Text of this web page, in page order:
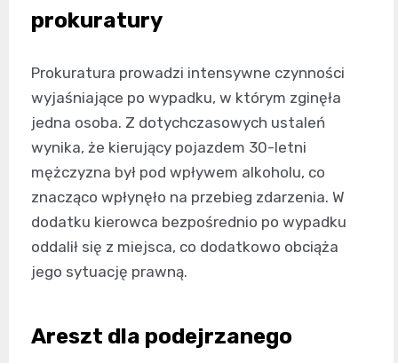
prokuratury
Prokuratura prowadzi intensywne czynności
wyjaśniające po wypadku, w którym zginęła
jedna osoba. Z dotychczasowych ustaleń
wynika, że kierujący pojazdem 30-letni
mężczyzna był pod wpływem alkoholu, co
znacząco wpłynęło na przebieg zdarzenia. W
dodatku kierowca bezpośrednio po wypadku
oddalił się z miejsca, co dodatkowo obciąża
jego sytuację prawną.
Areszt dla podejrzanego